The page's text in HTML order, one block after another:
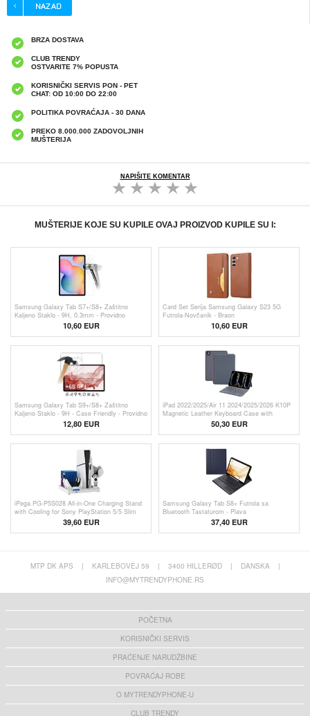
BRZA DOSTAVA
CLUB TRENDY
OSTVARITE 7% POPUSTA
KORISNIČKI SERVIS PON - PET
CHAT: OD 10:00 DO 22:00
POLITIKA POVRAĆAJA - 30 DANA
PREKO 8.000.000 ZADOVOLJNIH
MUŠTERIJA
NAPIŠITE KOMENTAR
MUŠTERIJE KOJE SU KUPILE OVAJ PROIZVOD KUPILE SU I:
Samsung Galaxy Tab S7+/S8+ Zaštitno
Kaljeno Staklo - 9H, 0.3mm - Providno
10,60 EUR
Card Set Serija Samsung Galaxy S23 5G
Futrola-Novčanik - Braon
10,60 EUR
Samsung Galaxy Tab S9+/S8+ Zaštitno
Kaljeno Staklo - 9H - Case Friendly - Providno
12,80 EUR
iPad 2022/2025/Air 11 2024/2025/2026 K10P
Magnetic Leather Keyboard Case with
Touchpad - Black50,30 EUR
iPega PG-P5S028 All-in-One Charging Stand
with Cooling for Sony PlayStation 5/5 Slim
39,60 EUR
Samsung Galaxy Tab S8+ Futrola sa
Bluetooth Tastaturom - Plava
37,40EUR
MTP DK APS | KARLEBOVEJ 59 | 3400 HILLERØD | DANSKA
|
INFO@MYTRENDYPHONE.RS
POČETNA
KORISNIČKI SERVIS
PRAĆENJE NARUDŽBINE
POVRAĆAJ ROBE
O MYTRENDYPHONE-U
CLUB TRENDY